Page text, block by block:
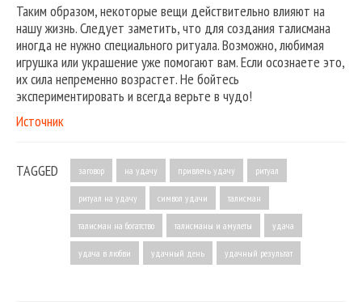
Таким образом, некоторые вещи действительно влияют на
нашу жизнь. Следует заметить, что для создания талисмана
иногда не нужно специального ритуала. Возможно, любимая
игрушка или украшение уже помогают вам. Если осознаете это,
их сила непременно возрастет. Не бойтесь
экспериментировать и всегда верьте в чудо!
Источник
TAGGED заговор на удачу привлечь удачу ритуал
ритуал на удачу символ удачи талисман
талисман на богатство талисманы и амулеты удача
удача в любви удачный день удачный результат